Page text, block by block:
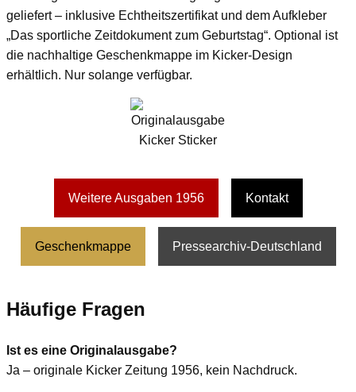
geliefert – inklusive Echtheitszertifikat und dem Aufkleber
„Das sportliche Zeitdokument zum Geburtstag“. Optional ist
die nachhaltige Geschenkmappe im Kicker-Design
erhältlich. Nur solange verfügbar.
Weitere Ausgaben 1956 Kontakt
Geschenkmappe Pressearchiv-Deutschland
Häufige Fragen
Ist es eine Originalausgabe?
Ja – originale Kicker Zeitung 1956, kein Nachdruck.